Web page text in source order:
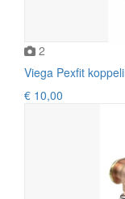
2
Viega Pexfit
€ 10,00